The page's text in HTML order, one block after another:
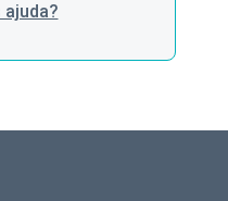
ajuda?